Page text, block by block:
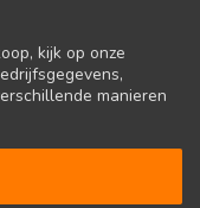
kijk op onze
manieren